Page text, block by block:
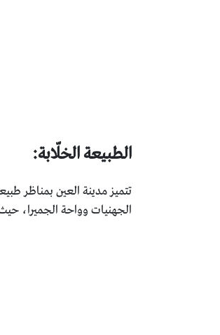
الطبيعة الخلّابة:
تتميز مدينة العين بمناظر
الجهنيات وواحة الجميرا،